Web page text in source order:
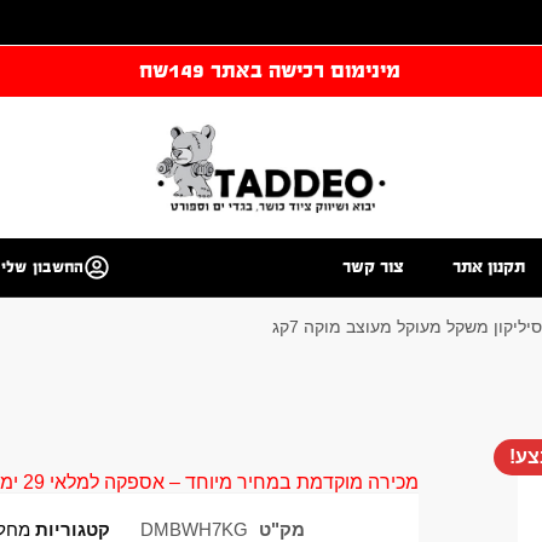
מינימום רכישה באתר 149שח
תקנון אתר צור קשר החשבון שלי
משקל מעוקל מעוצב מוקה 7קג
מכירה מוקדמת במחיר מיוחד – אספקה למלאי 29 ימי עסקים
מק"ט DMBWH7KG קטגוריות